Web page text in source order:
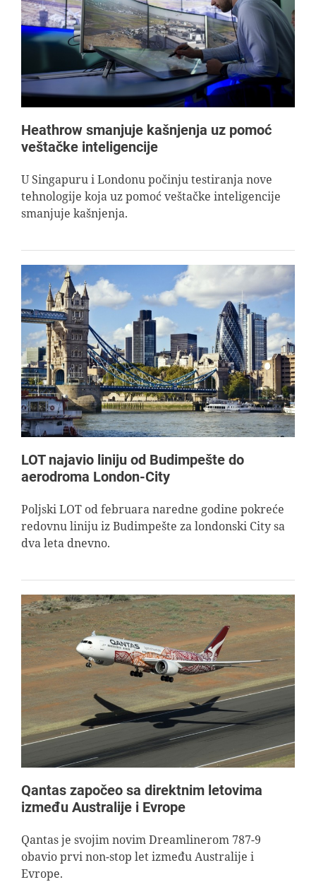
Heathrow smanjuje kašnjenja uz pomoć
veštačke inteligencije
U Singapuru i Londonu počinju testiranja nove
tehnologije koja uz pomoć veštačke inteligencije
smanjuje kašnjenja.
LOT najavio liniju od Budimpešte do
aerodroma London-City
Poljski LOT od februara naredne godine pokreće
redovnu liniju iz Budimpešte za londonski City sa
dva leta dnevno.
Qantas započeo sa direktnim letovima
između Australije i Evrope
Qantas je svojim novim Dreamlinerom 787-9
obavio prvi non-stop let između Australije i
Evrope.